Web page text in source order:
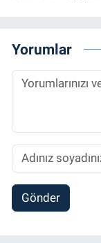
Yorumlar
Gönder